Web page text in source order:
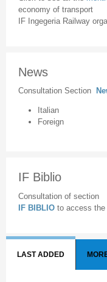
economy of transport
IF Ingegeria Railway
News
Consultation Section
Italian
Foreign
IF Biblio
Consultation of section
IF BIBLIO to access
LAST ADDED